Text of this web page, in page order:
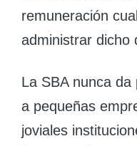
remuneración
administrar dicho
La SBA nunca
a pequeñas
joviales